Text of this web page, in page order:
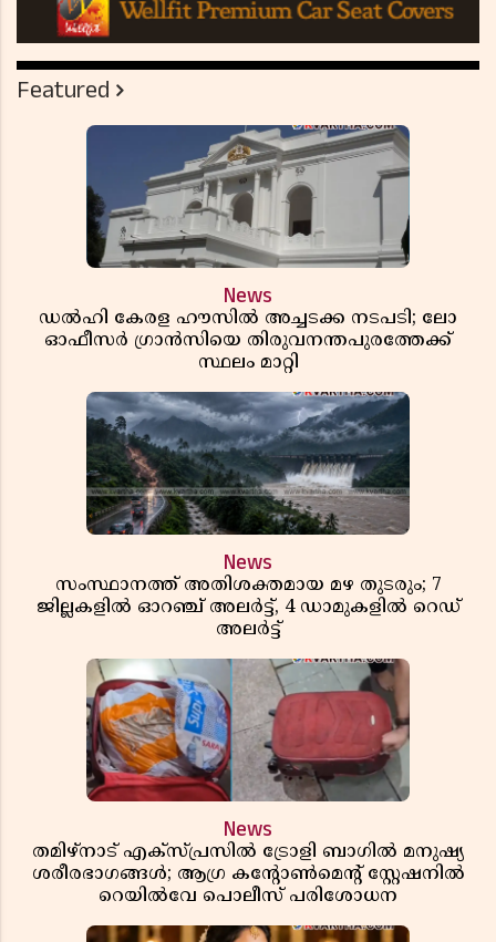
Featured
News
ഡൽഹി കേരള ഹൗസിൽ അച്ചടക്ക നടപടി; ലോ
ഓഫീസർ ഗ്രാൻസിയെ തിരുവനന്തപുരത്തേക്ക്
സ്ഥലം മാറ്റി
News
സംസ്ഥാനത്ത് അതിശക്തമായ മഴ തുടരും; 7
ജില്ലകളിൽ ഓറഞ്ച് അലർട്ട്, 4 ഡാമുകളിൽ റെഡ്
അലർട്ട്
News
തമിഴ്‌നാട് എക്സ്പ്രസിൽ ട്രോളി ബാഗിൽ മനുഷ്യ
ശരീരഭാഗങ്ങൾ; ആഗ്ര കൻ്റോൺമെൻ്റ് സ്റ്റേഷനിൽ
റെയിൽവേ പൊലീസ് പരിശോധന